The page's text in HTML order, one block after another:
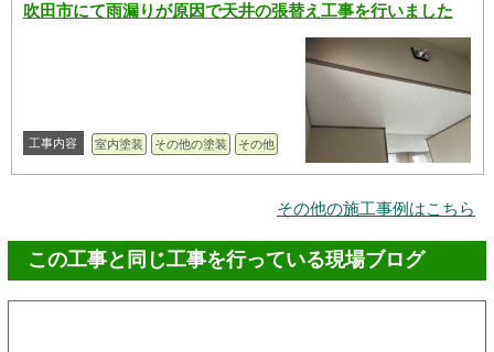
吹田市にて雨漏りが原因で天井の張替え工事を行いました
工事内容 室内塗装 その他の塗装 その他
その他の施工事例はこちら
この工事と同じ工事を行っている現場ブログ